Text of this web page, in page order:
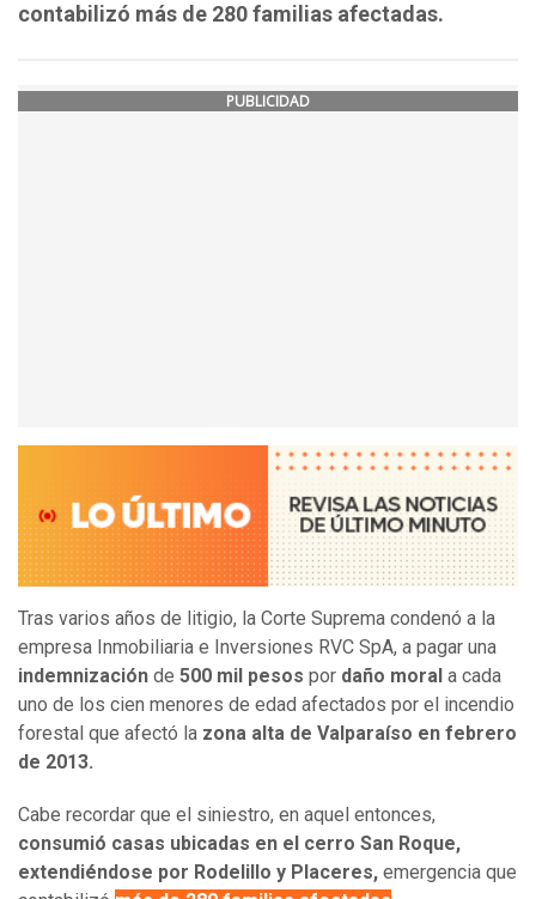
contabilizó más de 280 familias afectadas.
PUBLICIDAD
Tras varios años de litigio, la Corte Suprema condenó a la
empresa Inmobiliaria e Inversiones RVC SpA, a pagar una
indemnización de 500 mil pesos por daño moral a cada
uno de los cien menores de edad afectados por el incendio
forestal que afectó la zona alta de Valparaíso en febrero
de 2013.
Cabe recordar que el siniestro, en aquel entonces,
consumió casas ubicadas en el cerro San Roque,
extendiéndose por Rodelillo y Placeres, emergencia que